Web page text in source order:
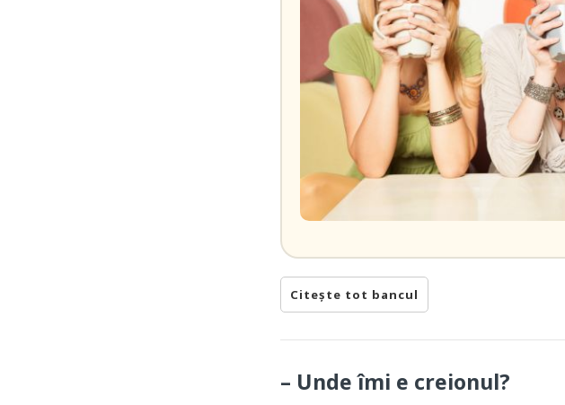
Citește tot bancul
– Unde îmi e creionul?